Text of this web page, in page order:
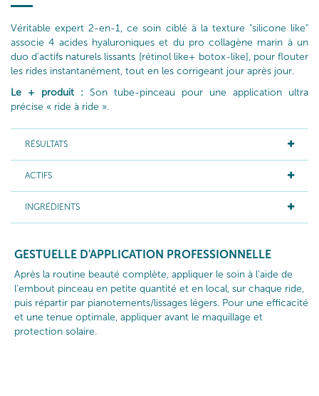
Véritable expert 2-en-1, ce soin ciblé à la texture "silicone like"
associe 4 acides hyaluroniques et du pro collagène marin à un
duo d'actifs naturels lissants [rétinol like+ botox-like], pour flouter
les rides instantanément, tout en les corrigeant jour après jour.
Le + produit : Son tube-pinceau pour une application ultra
précise « ride à ride ».
RÉSULTATS
ACTIFS
INGRÉDIENTS
GESTUELLE D'APPLICATION PROFESSIONNELLE
Après la routine beauté complète, appliquer le soin à l'aide de
l'embout pinceau en petite quantité et en local, sur chaque ride,
puis répartir par pianotements/lissages légers. Pour une efficacité
et une tenue optimale, appliquer avant le maquillage et
protection solaire.